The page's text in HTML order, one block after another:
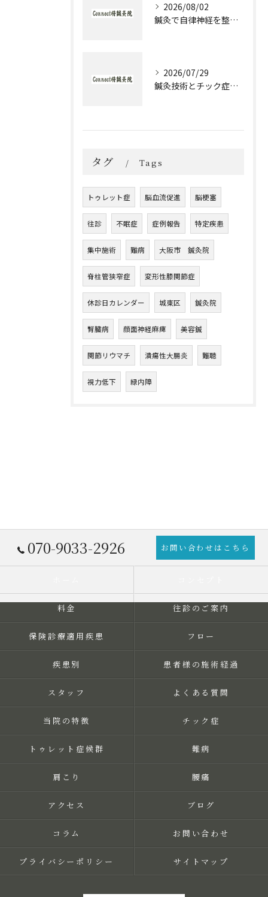
2026/08/02
鍼灸で自律神経を整える発達障害のための実践アプローチ
2026/07/29
鍼灸技術とチック症治療の実際と大阪府大阪市城東区森之宮で選ぶ理由
タグ Tags
トゥレット症 脳血流促進 脳梗塞
往診 不眠症 症例報告 特定疾患
集中施術 難病 大阪市 鍼灸院
脊柱管狭窄症 変形性膝関節症
休診日カレンダー 城東区 鍼灸院
腎臓病 顔面神経麻痺 美容鍼
関節リウマチ 潰瘍性大腸炎 難聴
視力低下 緑内障
070-9033-2926 お問い合わせはこちら
料金 往診のご案内
保険診療適用疾患 フロー
疾患別 患者様の施術経過
スタッフ よくある質問
当院の特徴 チック症
トゥレット症候群 難病
肩こり 腰痛
アクセス ブログ
コラム お問い合わせ
プライバシーポリシー サイトマップ